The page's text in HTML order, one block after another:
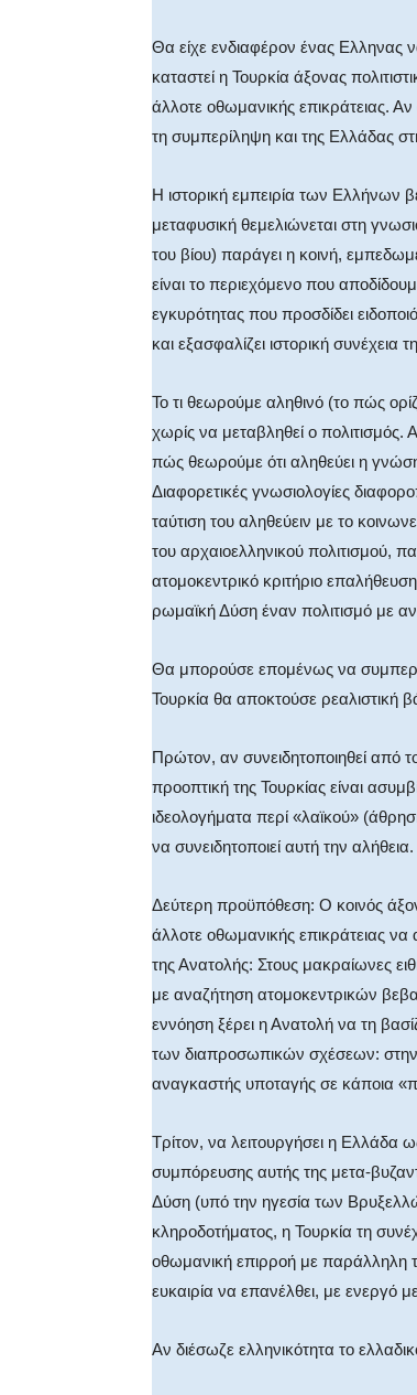
Θα είχε ενδιαφέρον ένας Ελληνας
καταστεί η Τουρκία άξονας
άλλοτε οθωμανικής επικράτειας.
τη συμπερίληψη και της Ελλάδας
Η ιστορική εμπειρία των Ελλήνων
μεταφυσική θεμελιώνεται στη
του βίου) παράγει η κοινή,
είναι το περιεχόμενο που
εγκυρότητας που προσδίδει
και εξασφαλίζει ιστορική συνέχεια
Το τι θεωρούμε αληθινό (το πώς
χωρίς να μεταβληθεί ο
πώς θεωρούμε ότι αληθεύει η
Διαφορετικές γνωσιολογίες
ταύτιση του αληθεύειν με το
του αρχαιοελληνικού πολιτισμού,
ατομοκεντρικό κριτήριο
ρωμαϊκή Δύση έναν πολιτισμό με
Θα μπορούσε επομένως να
Τουρκία θα αποκτούσε ρεαλιστική
Πρώτον, αν συνειδητοποιηθεί από
προοπτική της Τουρκίας είναι
ιδεολογήματα περί «λαϊκού»
να συνειδητοποιεί αυτή την αλήθεια.
Δεύτερη προϋπόθεση: Ο κοινός
άλλοτε οθωμανικής επικράτειας να
της Ανατολής: Στους μακραίωνες
με αναζήτηση ατομοκεντρικών
εννόηση ξέρει η Ανατολή να τη
των διαπροσωπικών σχέσεων: στην
αναγκαστής υποταγής σε κάποια
Τρίτον, να λειτουργήσει η Ελλάδα
συμπόρευσης αυτής της μετα-
Δύση (υπό την ηγεσία των
κληροδοτήματος, η Τουρκία τη
οθωμανική επιρροή με παράλληλη
ευκαιρία να επανέλθει, με ενεργό
Αν διέσωζε ελληνικότητα το